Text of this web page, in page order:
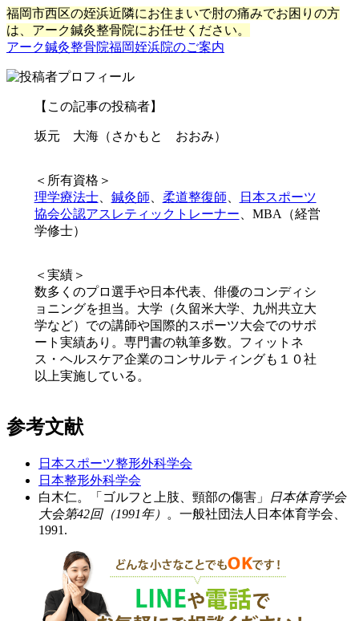
福岡市西区の姪浜近隣にお住まいで肘の痛みでお困りの方
は、アーク鍼灸整骨院にお任せください。
アーク鍼灸整骨院福岡姪浜院のご案内
【この記事の投稿者】
坂元 大海（さかもと おおみ）
＜所有資格＞
理学療法士、 鍼灸師 柔道整復師
日本スポーツ
協会公認アスレティックトレーナー 、MBA（経営
学修士）
＜実績＞
数多くのプロ選手や日本代表、俳優のコンディシ
ョニングを担当。大学（久留米大学、九州共立大
学など）での講師や国際的スポーツ大会でのサポ
ート実績あり。専門書の執筆多数。フィットネ
ス・ヘルスケア企業のコンサルティングも１０社
以上実施している。
参考文献
日本スポーツ整形外科学会
日本整形外科学会
白木仁。「ゴルフと上肢、頸部の傷害」
日本体育学会
大会第42回（1991年）
。一般社団法人日本体育学会、
1991.